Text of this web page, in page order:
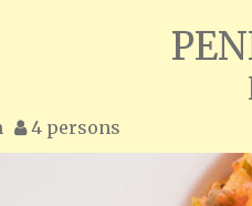
4 persons